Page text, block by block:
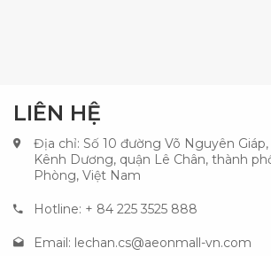
LIÊN HỆ
Địa chỉ: Số 10 đường Võ Nguyên
Kênh Dương, quận Lê Chân, thành
Phòng, Việt Nam
Hotline: + 84 225 3525 888
Email: lechan.cs@aeonmall-vn.com